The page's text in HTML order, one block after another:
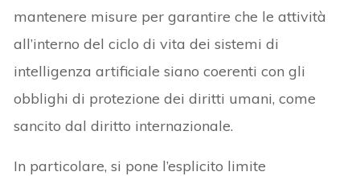
mantenere misure per garantire che le attività
all’interno del ciclo di vita dei sistemi di
intelligenza artificiale siano coerenti con gli
obblighi di protezione dei diritti umani, come
sancito dal diritto internazionale.
In particolare, si pone l’esplicito limite